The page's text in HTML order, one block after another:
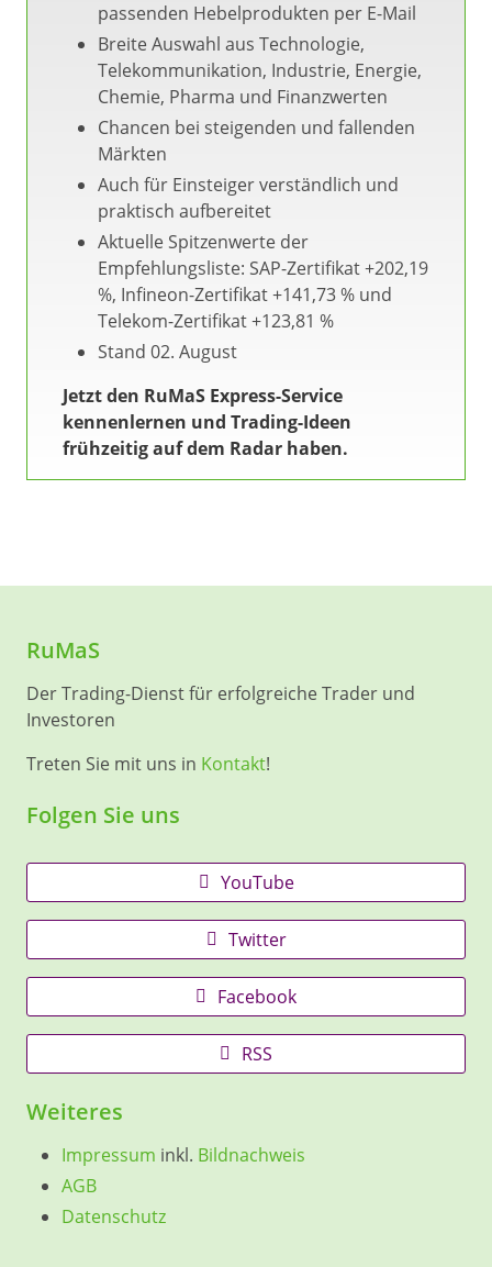
passenden Hebelprodukten per E-Mail
Breite Auswahl aus Technologie,
Telekommunikation, Industrie, Energie,
Chemie, Pharma und Finanzwerten
Chancen bei steigenden und fallenden
Märkten
Auch für Einsteiger verständlich und
praktisch aufbereitet
Aktuelle Spitzenwerte der
Empfehlungsliste: SAP-Zertifikat +202,19
%, Infineon-Zertifikat +141,73 % und
Telekom-Zertifikat +123,81 %
Stand 02. August
Jetzt den RuMaS Express-Service
kennenlernen und Trading-Ideen
frühzeitig auf dem Radar haben.
RuMaS
Der Trading-Dienst für erfolgreiche Trader und
Investoren
Treten Sie mit uns in Kontakt!
Folgen Sie uns
YouTube
Twitter
Facebook
RSS
Weiteres
Impressum inkl. Bildnachweis
AGB
Datenschutz